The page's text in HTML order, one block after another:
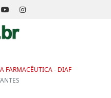
FARMACÊUTICA - DIAF